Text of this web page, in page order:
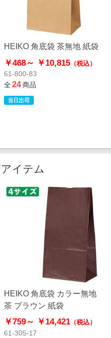
HEIKO 角底袋 茶無地 紙袋
￥468～ ￥10,815（税込）
61-800-83
全24商品
イテム
HEIKO 角底袋 カラー無地
茶 ブラウン 紙袋
￥759～ ￥14,421（税込）
61-305-17